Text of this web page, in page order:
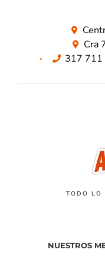
Cra
317 711
TODO LO
NUESTROS